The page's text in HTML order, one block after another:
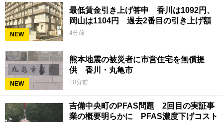
NEW
最低賃金引き上げ答申 香川は1092円、
岡山は1104円 過去2番目の引き上げ額
4分前
NEW
熊本地震の被災者に市営住宅を無償提
供 香川・丸亀市
10分前
吉備中央町のPFAS問題 2回目の実証事
業の概要明らかに PFAS濃度下げコスト